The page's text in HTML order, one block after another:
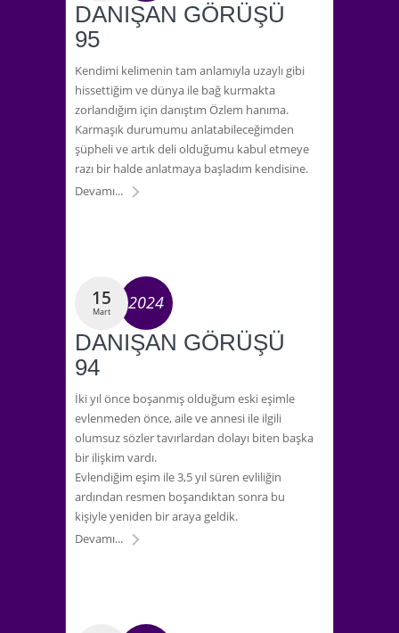
DANIŞAN GÖRÜŞÜ
95
Kendimi kelimenin tam anlamıyla uzaylı gibi
hissettiğim ve dünya ile bağ kurmakta
zorlandığım için danıştım Özlem hanıma.
Karmaşık durumumu anlatabileceğimden
şüpheli ve artık deli olduğumu kabul etmeye
razı bir halde anlatmaya başladım kendisine.
Devamı...
15
Mart 2024
DANIŞAN GÖRÜŞÜ
94
İki yıl önce boşanmış olduğum eski eşimle
evlenmeden önce, aile ve annesi ile ilgili
olumsuz sözler tavırlardan dolayı biten başka
bir ilişkim vardı.
Evlendiğim eşim ile 3,5 yıl süren evliliğin
ardından resmen boşandıktan sonra bu
kişiyle yeniden bir araya geldik.
Devamı...